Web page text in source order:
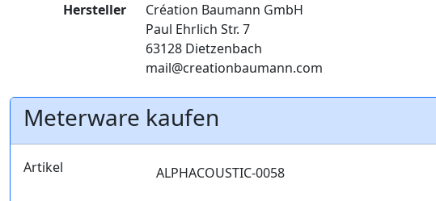
Hersteller
Création Baumann GmbH
Paul Ehrlich Str. 7
63128 Dietzenbach
mail@creationbaumann.com
Meterware kaufen
Artikel ALPHACOUSTIC-0058